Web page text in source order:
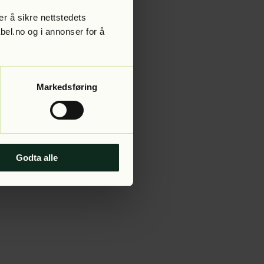
å sikre nettstedets
og i annonser for å
Markedsføring
Godta alle